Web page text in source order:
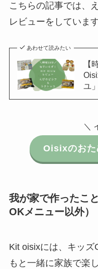
こちらの記事では、
レビューをしていま
あわせて読みたい
【
ユ
＼
Oisixのおた
我が家で作ったこ
OKメニュー以外）
Kit oisixには、キッ
もと一緒に家族で楽